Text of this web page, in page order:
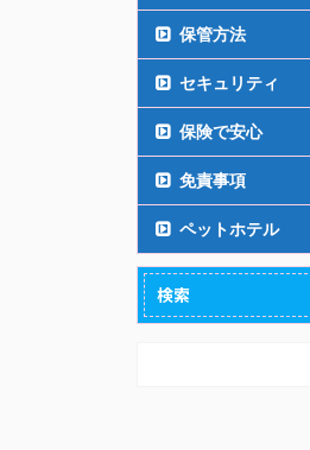
保管方法
セキュリティ
保険で安心
免責事項
ペットホテル
検索